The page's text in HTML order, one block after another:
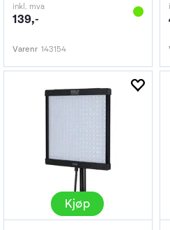
inkl. mva
139,-
Varenr 143154
Kjøp